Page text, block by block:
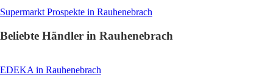
Supermarkt Prospekte in Rauhenebrach
Beliebte Händler in Rauhenebrach
EDEKA in Rauhenebrach